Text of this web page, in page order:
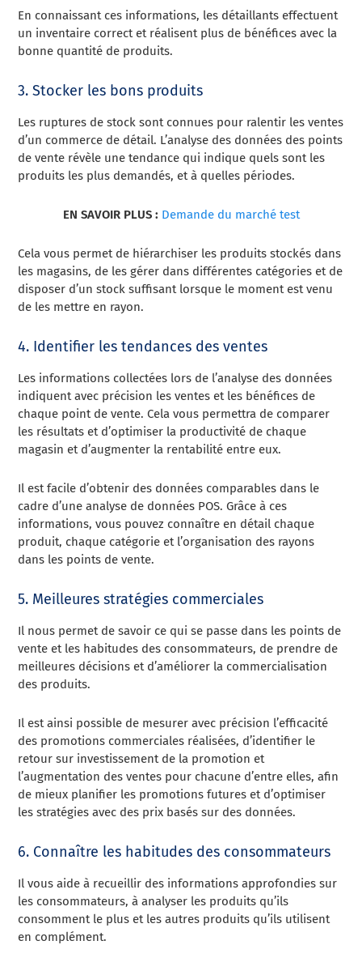
En connaissant ces informations, les détaillants effectuent
un inventaire correct et réalisent plus de bénéfices avec la
bonne quantité de produits.
3. Stocker les bons produits
Les ruptures de stock sont connues pour ralentir les ventes
d’un commerce de détail. L’analyse des données des points
de vente révèle une tendance qui indique quels sont les
produits les plus demandés, et à quelles périodes.
EN SAVOIR PLUS : Demande du marché test
Cela vous permet de hiérarchiser les produits stockés dans
les magasins, de les gérer dans différentes catégories et de
disposer d’un stock suffisant lorsque le moment est venu
de les mettre en rayon.
4. Identifier les tendances des ventes
Les informations collectées lors de l’analyse des données
indiquent avec précision les ventes et les bénéfices de
chaque point de vente. Cela vous permettra de comparer
les résultats et d’optimiser la productivité de chaque
magasin et d’augmenter la rentabilité entre eux.
Il est facile d’obtenir des données comparables dans le
cadre d’une analyse de données POS. Grâce à ces
informations, vous pouvez connaître en détail chaque
produit, chaque catégorie et l’organisation des rayons
dans les points de vente.
5. Meilleures stratégies commerciales
Il nous permet de savoir ce qui se passe dans les points de
vente et les habitudes des consommateurs, de prendre de
meilleures décisions et d’améliorer la commercialisation
des produits.
Il est ainsi possible de mesurer avec précision l’efficacité
des promotions commerciales réalisées, d’identifier le
retour sur investissement de la promotion et
l’augmentation des ventes pour chacune d’entre elles, afin
de mieux planifier les promotions futures et d’optimiser
les stratégies avec des prix basés sur des données.
6. Connaître les habitudes des consommateurs
Il vous aide à recueillir des informations approfondies sur
les consommateurs, à analyser les produits qu’ils
consomment le plus et les autres produits qu’ils utilisent
en complément.